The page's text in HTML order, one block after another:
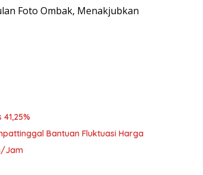
Foto Ombak, Menakjubkan
Bantuan Fluktuasi Harga
Jam